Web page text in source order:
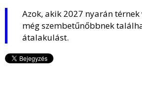
Azok, akik 2027 nyarán térnek
még szembetűnőbbnek
átalakulást.